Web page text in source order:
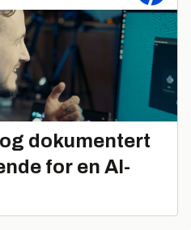
dokumentert
for en AI-